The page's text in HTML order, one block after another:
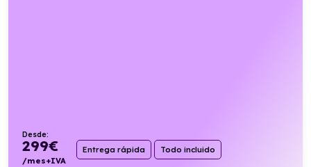
Desde:
299€
/mes+IVA
Entrega rápida Todo incluido